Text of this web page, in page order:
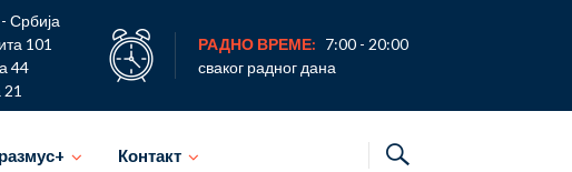
Србија
101
44
РАДНО ВРЕМЕ: 7:00 - 20:00
сваког радног дана
Контакт